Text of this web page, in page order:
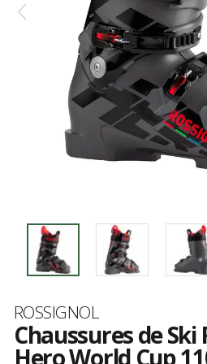
Marque
ROSSIGNOL
Chaussures de Ski
Hero World Cup